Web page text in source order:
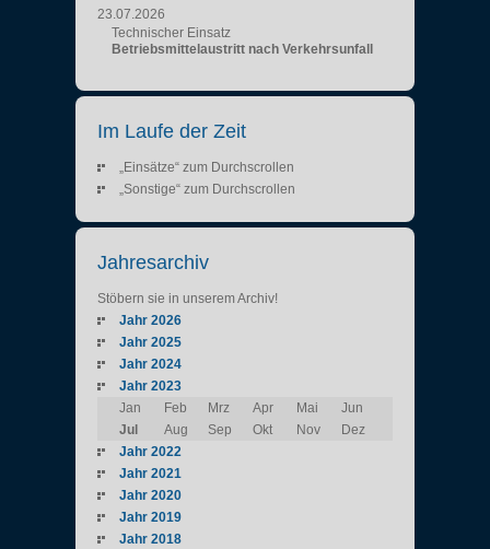
23.07.2026
Technischer Einsatz
Betriebsmittelaustritt nach Verkehrsunfall
Im Laufe der Zeit
„Einsätze“ zum Durchscrollen
„Sonstige“ zum Durchscrollen
Jahresarchiv
Stöbern sie in unserem Archiv!
Jahr 2026
Jahr 2025
Jahr 2024
Jahr 2023
Jan
Feb Mrz Apr Mai
Jun
Jul
Aug Sep Okt Nov
Dez
Jahr 2022
Jahr 2021
Jahr 2020
Jahr 2019
Jahr 2018